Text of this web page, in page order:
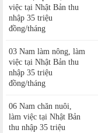
việc tại Nhật Bản thu
nhập 35 triệu
đồng/tháng
03 Nam làm nông, làm
việc tại Nhật Bản thu
nhập 35 triệu
đồng/tháng
06 Nam chăn nuôi,
làm việc tại Nhật Bản
thu nhập 35 triệu